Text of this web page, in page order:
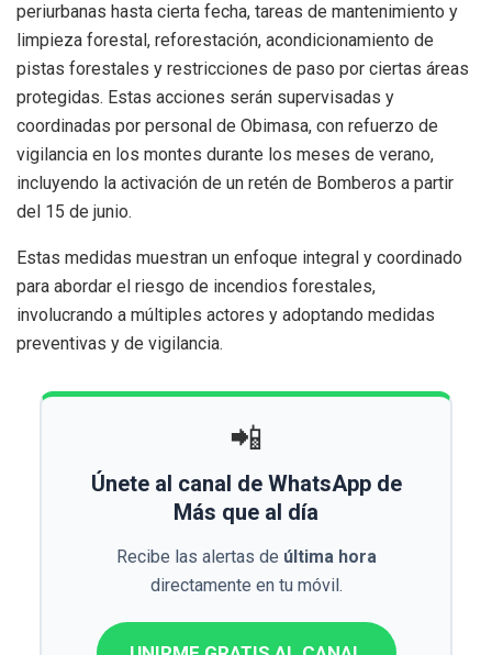
periurbanas hasta cierta fecha, tareas de mantenimiento y
limpieza forestal, reforestación, acondicionamiento de
pistas forestales y restricciones de paso por ciertas áreas
protegidas. Estas acciones serán supervisadas y
coordinadas por personal de Obimasa, con refuerzo de
vigilancia en los montes durante los meses de verano,
incluyendo la activación de un retén de Bomberos a partir
del 15 de junio.
Estas medidas muestran un enfoque integral y coordinado
para abordar el riesgo de incendios forestales,
involucrando a múltiples actores y adoptando medidas
preventivas y de vigilancia.
📲
Únete al canal de WhatsApp de
Más que al día
Recibe las alertas de última hora
directamente en tu móvil.